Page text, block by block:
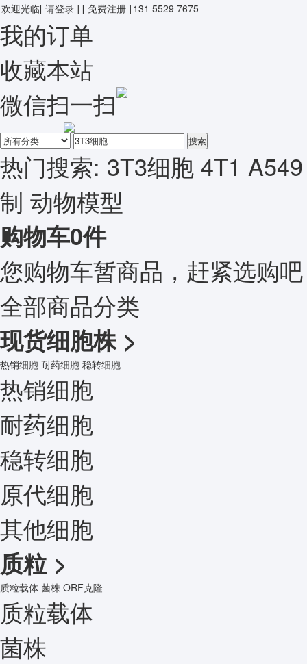
欢迎光临[ 请登录 ] [ 免费注册 ] 131 5529 7675
我的订单
收藏本站
微信扫一扫
搜索
热门搜索: 3T3细胞 4T1 A549
制 动物模型
购物车0件
您购物车暂商品，赶紧选购
全部商品分类
现货细胞株 >
热销细胞 耐药细胞 稳转细胞
热销细胞
耐药细胞
稳转细胞
原代细胞
其他细胞
质粒 >
质粒载体 菌株 ORF克隆
质粒载体
菌株